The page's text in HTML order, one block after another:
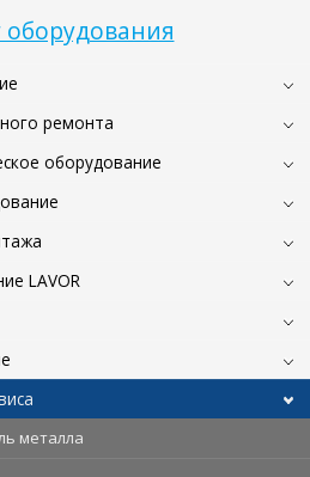
оборудования
ремонта
оборудование
LAVOR
металла